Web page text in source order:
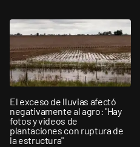
El exceso de lluvias afectó
negativamente al agro: "Hay
fotos y videos de
plantaciones con ruptura de
la estructura"